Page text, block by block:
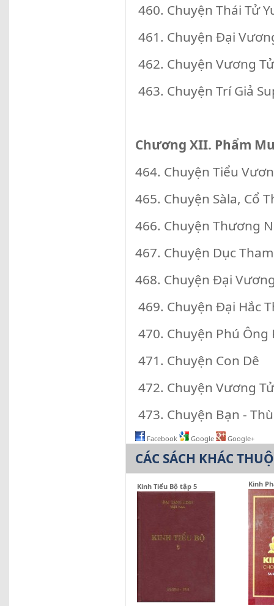
460. Chuyện Thái Tử
461. Chuyện Đại
462. Chuyện Vương
463. Chuyện Trí Giả
Chương XII. Phẩm
464. Chuyện Tiểu
465. Chuyện Sàla, Cổ
466. Chuyện Thương
467. Chuyện Dục Tham
468. Chuyện Đại
469. Chuyện Đại Hắc
470. Chuyện Phú Ông
471. Chuyện Con Dê
472. Chuyện Vương
473. Chuyện Bạn - Thù
Facebook Google Google+
CÁC SÁCH KHÁC
Kinh Tiểu Bộ tập 5 Kinh